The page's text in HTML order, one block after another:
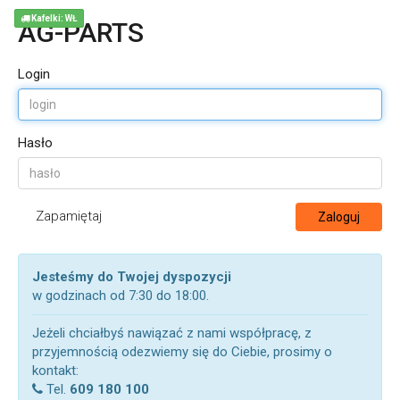
AG-PARTS
Login
Hasło
Zapamiętaj Zaloguj
Jesteśmy do Twojej dyspozycji
w godzinach od 7:30 do 18:00.
Jeżeli chciałbyś nawiązać z nami współpracę, z
przyjemnością odezwiemy się do Ciebie, prosimy o
kontakt:
Tel. 609 180 100
Kafelki: WŁ